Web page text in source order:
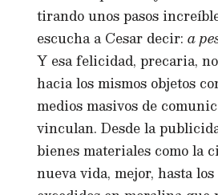
tirando unos pasos
escucha a Cesar decir: a
Y esa felicidad, precaria,
hacia los mismos objetos
medios masivos de
vinculan. Desde la
bienes materiales como la
nueva vida, mejor, hasta